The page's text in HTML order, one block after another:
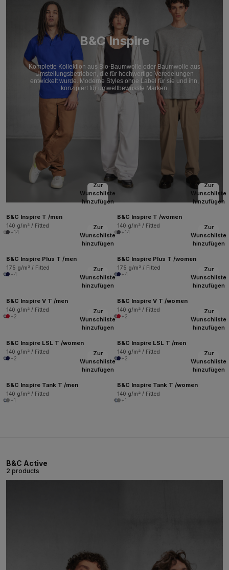
B&C Inspire
Komplette Kollektion aus Bio-Baumwolle oder Baumwolle aus
Umstellungsbetrieben, die für hochwertige Veredelungen
entwickelt wurde. Moderne Styles ohne Label für sie und ihn,
konzipiert für umweltbewusste Marken.
Zur
Wunschliste
hinzufügen
B&C Inspire T /men
140 g/m² / Fitted
+14
Zur
Wunschliste
hinzufügen
B&C Inspire T /women
140 g/m² / Fitted
+14
Zur
Wunschliste
hinzufügen
B&C Inspire Plus T /men
175 g/m² / Fitted
+4
Zur
Wunschliste
hinzufügen
B&C Inspire Plus T /women
175 g/m² / Fitted
+4
Zur
Wunschliste
hinzufügen
B&C Inspire V T /men
140 g/m² / Fitted
+2
Zur
Wunschliste
hinzufügen
B&C Inspire V T /women
140 g/m² / Fitted
+2
Zur
Wunschliste
hinzufügen
B&C Inspire LSL T /women
140 g/m² / Fitted
+2
Zur
Wunschliste
hinzufügen
B&C Inspire LSL T /men
140 g/m² / Fitted
+2
Zur
Wunschliste
hinzufügen
B&C Inspire Tank T /men
140 g/m² / Fitted
+1
Zur
Wunschliste
hinzufügen
B&C Inspire Tank T /women
140 g/m² / Fitted
+1
B&C Active
2 products